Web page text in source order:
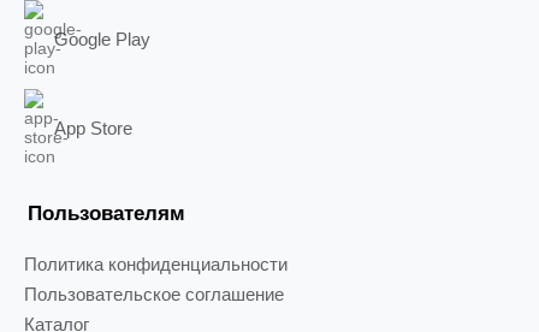
Google Play
App Store
Пользователям
Политика конфиденциальности
Пользовательское соглашение
Каталог